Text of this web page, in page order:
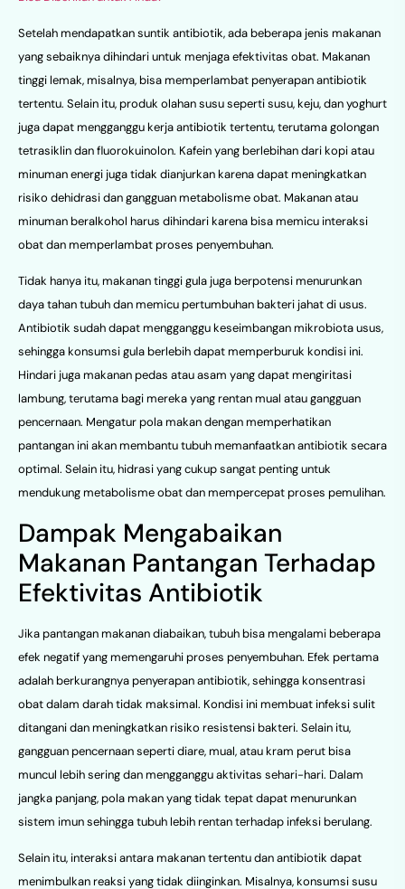
Setelah mendapatkan suntik antibiotik, ada beberapa jenis makanan
yang sebaiknya dihindari untuk menjaga efektivitas obat. Makanan
tinggi lemak, misalnya, bisa memperlambat penyerapan antibiotik
tertentu. Selain itu, produk olahan susu seperti susu, keju, dan yoghurt
juga dapat mengganggu kerja antibiotik tertentu, terutama golongan
tetrasiklin dan fluorokuinolon. Kafein yang berlebihan dari kopi atau
minuman energi juga tidak dianjurkan karena dapat meningkatkan
risiko dehidrasi dan gangguan metabolisme obat. Makanan atau
minuman beralkohol harus dihindari karena bisa memicu interaksi
obat dan memperlambat proses penyembuhan.
Tidak hanya itu, makanan tinggi gula juga berpotensi menurunkan
daya tahan tubuh dan memicu pertumbuhan bakteri jahat di usus.
Antibiotik sudah dapat mengganggu keseimbangan mikrobiota usus,
sehingga konsumsi gula berlebih dapat memperburuk kondisi ini.
Hindari juga makanan pedas atau asam yang dapat mengiritasi
lambung, terutama bagi mereka yang rentan mual atau gangguan
pencernaan. Mengatur pola makan dengan memperhatikan
pantangan ini akan membantu tubuh memanfaatkan antibiotik secara
optimal. Selain itu, hidrasi yang cukup sangat penting untuk
mendukung metabolisme obat dan mempercepat proses pemulihan.
Dampak Mengabaikan
Makanan Pantangan Terhadap
Efektivitas Antibiotik
Jika pantangan makanan diabaikan, tubuh bisa mengalami beberapa
efek negatif yang memengaruhi proses penyembuhan. Efek pertama
adalah berkurangnya penyerapan antibiotik, sehingga konsentrasi
obat dalam darah tidak maksimal. Kondisi ini membuat infeksi sulit
ditangani dan meningkatkan risiko resistensi bakteri. Selain itu,
gangguan pencernaan seperti diare, mual, atau kram perut bisa
muncul lebih sering dan mengganggu aktivitas sehari-hari. Dalam
jangka panjang, pola makan yang tidak tepat dapat menurunkan
sistem imun sehingga tubuh lebih rentan terhadap infeksi berulang.
Selain itu, interaksi antara makanan tertentu dan antibiotik dapat
menimbulkan reaksi yang tidak diinginkan. Misalnya, konsumsi susu